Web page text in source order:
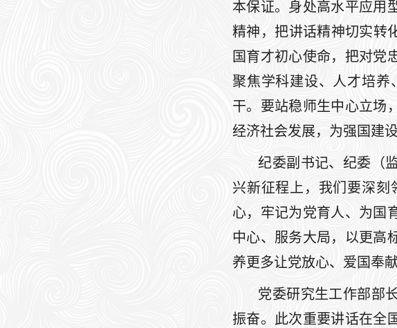
本保证。身处高水平应用
精神，把讲话精神切实转
国育才初心使命，把对党
聚焦学科建设、人才培养
干。要站稳师生中心立场
经济社会发展，为强国建
纪委副书记、纪委（
兴新征程上，我们要深
心，牢记为党育人、为国
中心、服务大局，以更高
养更多让党放心、爱国奉
党委研究生工作部部
振奋。此次重要讲话在全